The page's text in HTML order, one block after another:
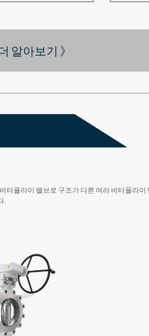
알아보기 》
터플라이 밸브로 구조가 다른 여러 버터플라
.